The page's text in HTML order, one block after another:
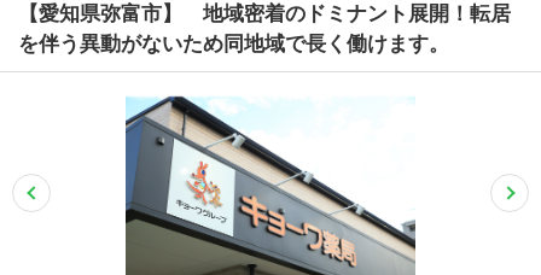
【愛知県弥富市】 地域密着のドミナント展開！転居
を伴う異動がないため同地域で長く働けます。